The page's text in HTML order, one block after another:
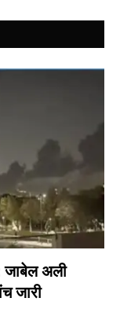
जाबेल अली
जारी